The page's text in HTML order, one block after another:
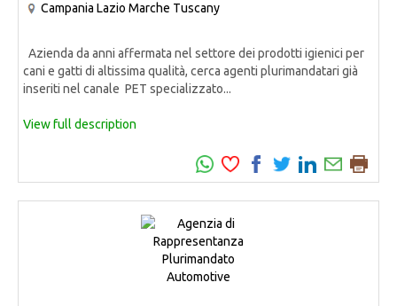
Campania Lazio Marche Tuscany
Azienda da anni affermata nel settore dei prodotti igienici per
cani e gatti di altissima qualità, cerca agenti plurimandatari già
inseriti nel canale PET specializzato...
View full description